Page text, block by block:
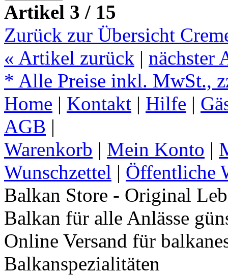
Artikel 3 / 15
Zurück zur Übersicht
« Artikel zurück | nächster
* Alle Preise inkl. MwSt.,
Home | Kontakt | Hilfe |
AGB |
Warenkorb | Mein Konto |
Wunschzettel | Öffentliche
Balkan Store - Original
Balkan für alle Anlässe
Online Versand für
Balkanspezialitäten